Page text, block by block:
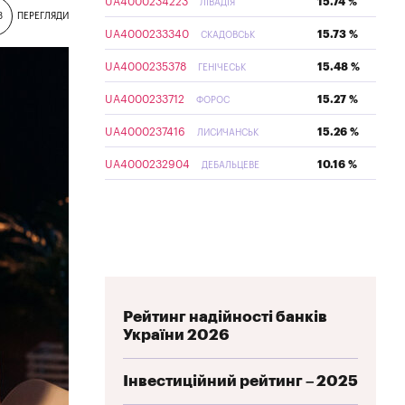
ПЕРЕГЛЯДИ
ЛІВАДІЯ
UA4000233340 СКАДОВСЬК 15.73 %
UA4000235378 ГЕНІЧЕСЬК 15.48 %
UA4000233712 ФОРОС 15.27 %
UA4000237416 ЛИСИЧАНСЬК 15.26 %
UA4000232904 ДЕБАЛЬЦЕВЕ 10.16 %
Рейтинг надійності банків
України 2026
Інвестиційний рейтинг – 2025